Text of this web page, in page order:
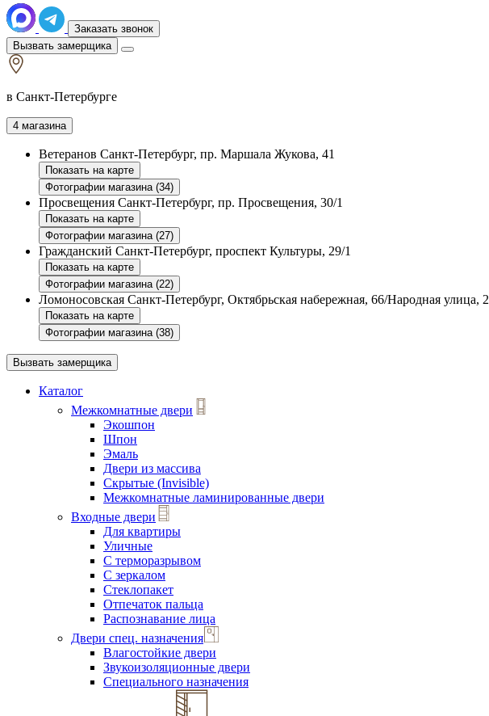
Заказать звонок
Вызвать замерщика
в Санкт-Петербурге
4 магазина
Ветеранов Санкт-Петербург, пр. Маршала Жукова, 41
Показать на карте
Фотографии магазина (34)
Просвещения Санкт-Петербург, пр. Просвещения, 30/1
Показать на карте
Фотографии магазина (27)
Гражданский Санкт-Петербург, проспект Культуры, 29/1
Показать на карте
Фотографии магазина (22)
Ломоносовская Санкт-Петербург, Октябрьская набережная, 66/Народная улица, 2
Показать на карте
Фотографии магазина (38)
Вызвать замерщика
Каталог
Межкомнатные двери
Экошпон
Шпон
Эмаль
Двери из массива
Скрытые (Invisible)
Межкомнатные ламинированные двери
Входные двери
Для квартиры
Уличные
С терморазрывом
С зеркалом
Стеклопакет
Отпечаток пальца
Распознавание лица
Двери спец. назначения
Влагостойкие двери
Звукоизоляционные двери
Специального назначения